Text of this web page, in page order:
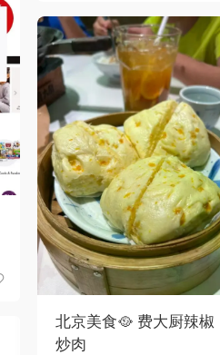
北京美食🥘 费大厨辣椒
炒肉